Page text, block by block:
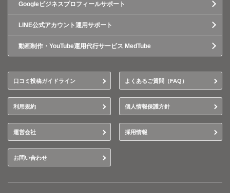
Googleビジネスプロフィールサポート
LINE公式アカウント運用サポート
動画制作・YouTube運用代行サービス MedTube
口コミ投稿ガイドライン よくあるご質問（FAQ）
利用規約 個人情報保護方針
運営会社 採用情報
お問い合わせ